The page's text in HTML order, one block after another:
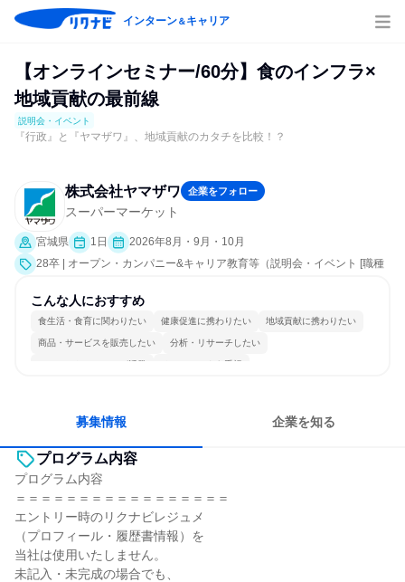
インターン＆キャリア
【オンラインセミナー/60分】食のインフラ×
地域貢献の最前線
説明会・イベント
『行政』と『ヤマザワ』、地域貢献のカタチを比較！？
株式会社ヤマザワ 企業をフォロー
スーパーマーケット
宮城県 1日
2026年8月・9月・10月
28卒 | オープン・カンパニー&キャリア教育等（説明会・イベント [職種
こんな人におすすめ
食生活・食育に関わりたい 健康促進に携わりたい 地域貢献に携わりたい
商品・サービスを販売したい 分析・リサーチしたい
コミュニケーションが活発 チームワークを重視
募集情報 企業を知る
プログラム内容
プログラム内容
＝＝＝＝＝＝＝＝＝＝＝＝＝＝＝＝＝
エントリー時のリクナビレジュメ
（プロフィール・履歴書情報）を
当社は使用いたしません。
未記入・未完成の場合でも、